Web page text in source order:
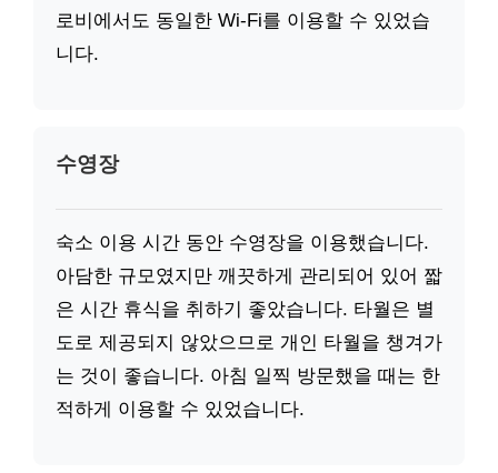
로비에서도 동일한 Wi-Fi를 이용할 수 있었습
니다.
수영장
숙소 이용 시간 동안 수영장을 이용했습니다.
아담한 규모였지만 깨끗하게 관리되어 있어 짧
은 시간 휴식을 취하기 좋았습니다. 타월은 별
도로 제공되지 않았으므로 개인 타월을 챙겨가
는 것이 좋습니다. 아침 일찍 방문했을 때는 한
적하게 이용할 수 있었습니다.